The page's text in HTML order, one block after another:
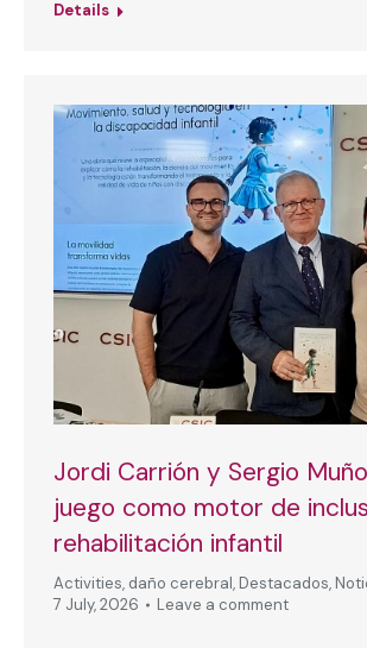
Details
Jordi Carrión y Sergio
juego como motor de
rehabilitación infantil
Activities, daño cerebral, Destacados,
7 July, 2026
Leave a comment